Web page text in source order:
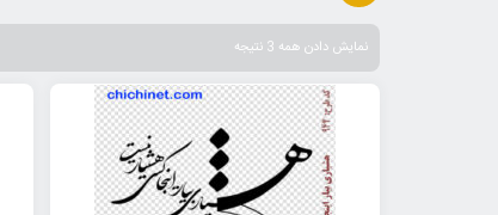
نمایش دادن همه 3 نتیجه